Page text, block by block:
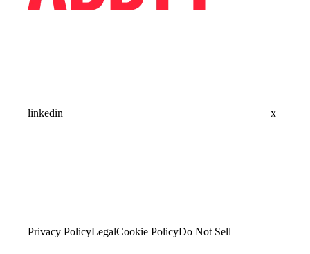
linkedin x
Privacy PolicyLegalCookie PolicyDo Not Sell